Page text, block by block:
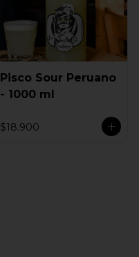
Pisco Sour Peruano
- 1000 ml
$18.900